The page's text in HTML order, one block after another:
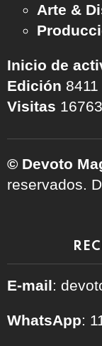
Arte &
Inicio de
Edición 8411
Visitas
© Devoto
reservados.
E-mail:
WhatsApp: